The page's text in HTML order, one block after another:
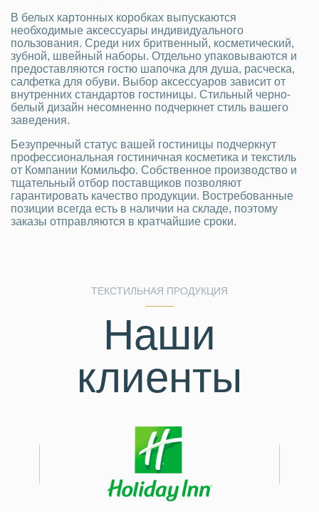
В белых картонных коробках выпускаются
необходимые аксессуары индивидуального
пользования. Среди них бритвенный, косметический,
зубной, швейный наборы. Отдельно упаковываются и
предоставляются гостю шапочка для душа, расческа,
салфетка для обуви. Выбор аксессуаров зависит от
внутренних стандартов гостиницы. Стильный черно-
белый дизайн несомненно подчеркнет стиль вашего
заведения.
Безупречный статус вашей гостиницы подчеркнут
профессиональная гостиничная косметика и текстиль
от Компании Комильфо. Собственное производство и
тщательный отбор поставщиков позволяют
гарантировать качество продукции. Востребованные
позиции всегда есть в наличии на складе, поэтому
заказы отправляются в кратчайшие сроки.
ТЕКСТИЛЬНАЯ ПРОДУКЦИЯ
Наши
клиенты